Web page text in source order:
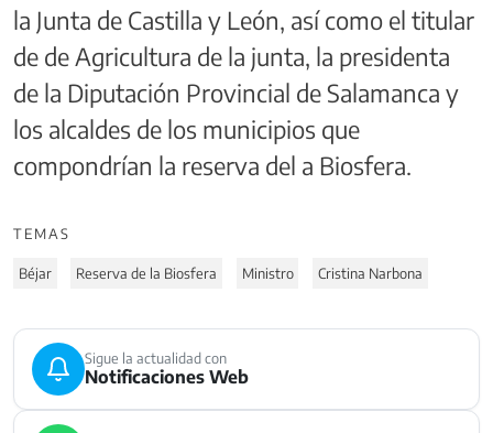
la Junta de Castilla y León, así como el titular
de de Agricultura de la junta, la presidenta
de la Diputación Provincial de Salamanca y
los alcaldes de los municipios que
compondrían la reserva del a Biosfera.
TEMAS
Béjar Reserva de la Biosfera Ministro Cristina Narbona
Sigue la actualidad con
Notificaciones Web